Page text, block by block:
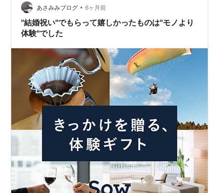
や」の花とスイーツセット 楽天で数万件のレビューを誇
る、圧倒的人気のギフ…
あさみみブログ • 6ヶ月前
"結婚祝い"でもらって嬉しかったものは"モノより
体験"でした